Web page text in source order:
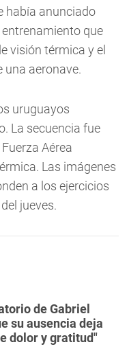
había anunciado
que
visión térmica y el
una aeronave.
uruguayos
La secuencia fue
Aérea
Las imágenes
a los ejercicios
jueves.
de Gabriel
su ausencia deja
dolor y gratitud"